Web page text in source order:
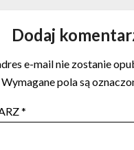
Dodaj
e-mail nie zostanie
Wymagane pola są
*